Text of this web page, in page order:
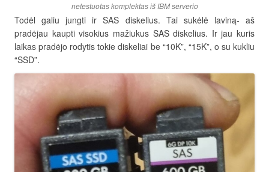
netestuotas komplektas iš IBM serverio
Todėl galiu jungti ir SAS diskelius. Tai sukėlė laviną- aš
pradėjau kaupti visokius mažiukus SAS diskelius. Ir jau kuris
laikas pradėjo rodytis tokie diskeliai be “10K”, “15K”, o su kukliu
“SSD”.